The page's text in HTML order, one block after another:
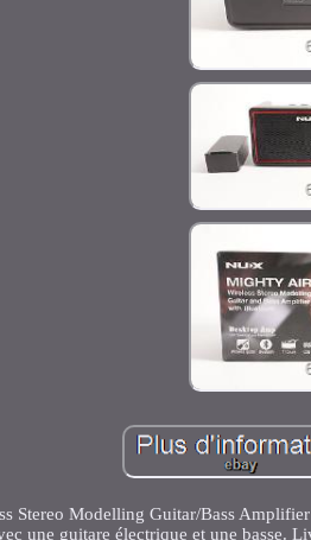
Stereo Modelling Guitar/Bass
une guitare électrique et une basse.